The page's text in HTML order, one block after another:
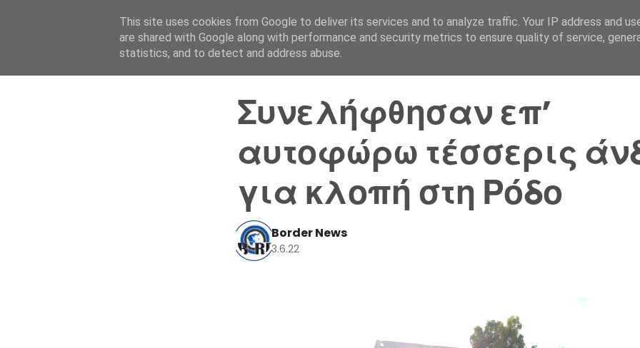
Αρχική Σελίδα Ελλάδα
Συνελήφθησαν επ’
αυτοφώρω τέσσερις
για κλοπή στη Ρόδο
Border News
3.6.22
This site uses cookies from Google to deliver its services and to analyze traffic. Your IP address and
are shared with Google along with performance and security metrics to ensure quality of service,
statistics, and to detect and address abuse.